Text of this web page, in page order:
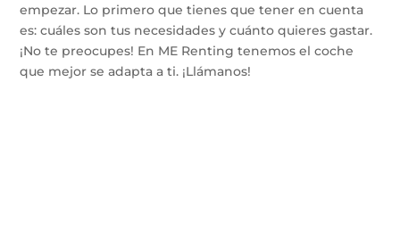
empezar. Lo primero que tienes que tener en cuenta
es: cuáles son tus necesidades y cuánto quieres gastar.
¡No te preocupes! En ME Renting tenemos el coche
que mejor se adapta a ti. ¡Llámanos!